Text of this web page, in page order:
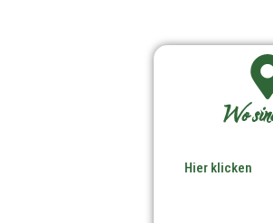
Wo
Hier klicken